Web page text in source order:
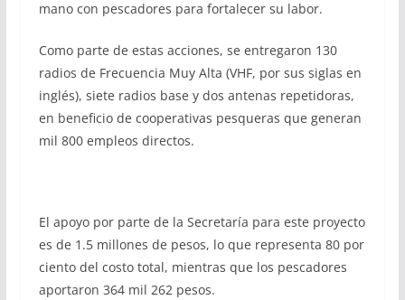
mano con pescadores para fortalecer su labor.
Como parte de estas acciones, se entregaron 130
radios de Frecuencia Muy Alta (VHF, por sus siglas en
inglés), siete radios base y dos antenas repetidoras,
en beneficio de cooperativas pesqueras que generan
mil 800 empleos directos.
El apoyo por parte de la Secretaría para este proyecto
es de 1.5 millones de pesos, lo que representa 80 por
ciento del costo total, mientras que los pescadores
aportaron 364 mil 262 pesos.